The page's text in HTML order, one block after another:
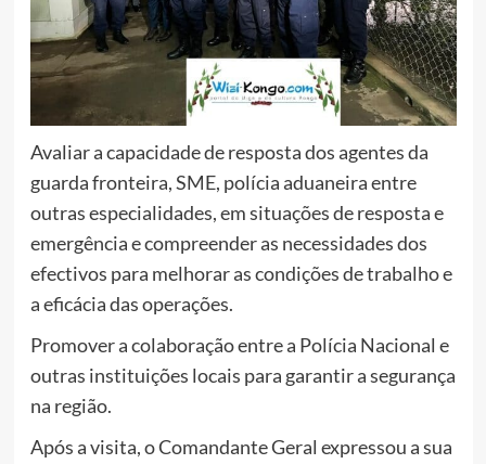
Avaliar a capacidade de resposta dos agentes da
guarda fronteira, SME, polícia aduaneira entre
outras especialidades, em situações de resposta e
emergência e compreender as necessidades dos
efectivos para melhorar as condições de trabalho e
a eficácia das operações.
Promover a colaboração entre a Polícia Nacional e
outras instituições locais para garantir a segurança
na região.
Após a visita, o Comandante Geral expressou a sua